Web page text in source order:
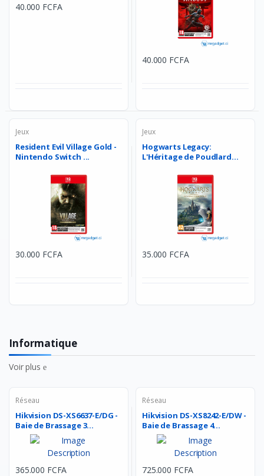
40.000 FCFA
40.000 FCFA
Jeux
Resident Evil Village Gold -
Nintendo Switch ...
30.000 FCFA
Jeux
Hogwarts Legacy:
L'Héritage de Poudlard
35.000 FCFA
Informatique
Voir plus
Réseau
Hikvision DS-XS6637-E/DG -
Baie de Brassage 3...
365.000 FCFA
Réseau
Hikvision DS-XS8242-E/DW -
Baie de Brassage 4...
725.000 FCFA